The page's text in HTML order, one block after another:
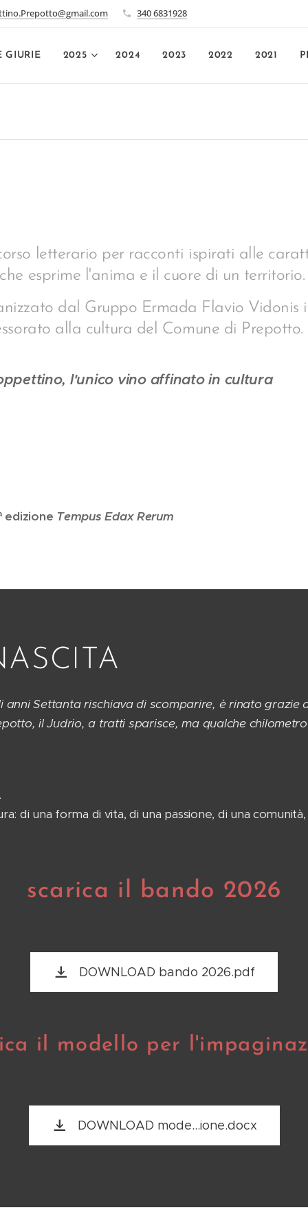
340 6831928
GIURIE 2025 2024 2023 2022 2021
letterario per racconti ispirati alle
esprime l'anima e il cuore di un territorio.
dal Gruppo Ermada Flavio Vidonis
alla cultura del Comune di Prepotto.
l'unico vino affinato in cultura
edizione Tempus Edax Rerum
Settanta rischiava di scomparire, è rinato grazie
il Judrio, a tratti sparisce, ma qualche
di una forma di vita, di una passione, di una
scarica il bando 2026
DOWNLOAD bando 2026.pdf
il modello per
DOWNLOAD mode...ione.docx